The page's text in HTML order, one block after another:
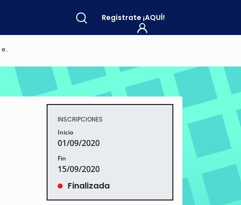
Regístrate ¡AQUÍ!
INSCRIPCIONES
Inicio
01/09/2020
Fin
15/09/2020
Finalizada